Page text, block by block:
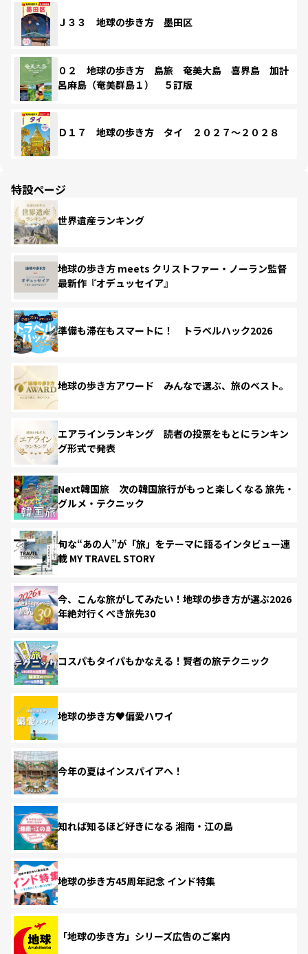
Ｊ３３ 地球の歩き方 墨田区
０２ 地球の歩き方 島旅 奄美大島 喜界島 加計
呂麻島（奄美群島１） ５訂版
Ｄ１７ 地球の歩き方 タイ ２０２７～２０２８
特設ページ
世界遺産ランキング
地球の歩き方 meets クリストファー・ノーラン監督
最新作『オデュッセイア』
準備も滞在もスマートに！ トラベルハック2026
地球の歩き方アワード みんなで選ぶ、旅のベスト。
エアラインランキング 読者の投票をもとにランキン
グ形式で発表
Next韓国旅 次の韓国旅行がもっと楽しくなる 旅先・
グルメ・テクニック
旬な“あの人”が「旅」をテーマに語るインタビュー連
載 MY TRAVEL STORY
今、こんな旅がしてみたい！地球の歩き方が選ぶ2026
年絶対行くべき旅先30
コスパもタイパもかなえる！賢者の旅テクニック
地球の歩き方♥偏愛ハワイ
今年の夏はインスパイアへ！
知れば知るほど好きになる 湘南・江の島
地球の歩き方45周年記念 インド特集
「地球の歩き方」シリーズ広告のご案内